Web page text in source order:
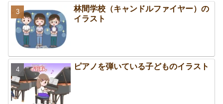
林間学校（キャンドルファイヤー）の
イラスト
ピアノを弾いている子どものイラスト